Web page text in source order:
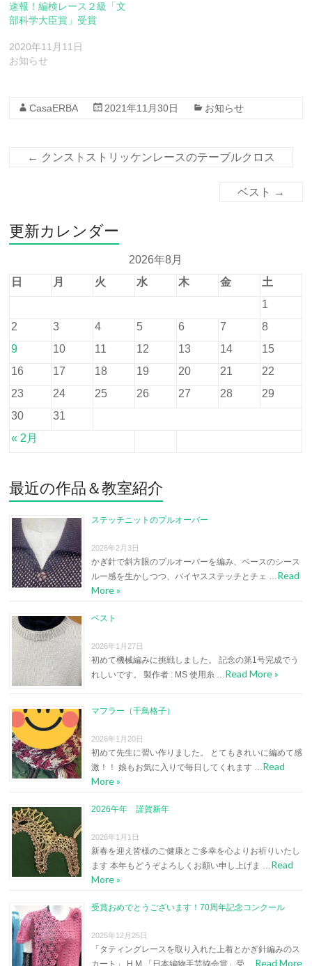
速報！編検レース２級「文
部科学大臣賞」受賞
2020年11月11日
お知らせ
CasaERBA 2021年11月30日 お知らせ
← クンストストリッケンレースのテーブルクロス
ベスト →
更新カレンダー
2026年8月
日
月 火 水 木 金 土
« 2月
1
2
3 4 5 6 7
8
9
10 11 12 13 14
15
16
17 18 19 20 21
22
23
24 25 26 27 28
29
30
31
最近の作品＆教室紹介
ステッチニットのプルオーバー
2026年2月3日
かぎ針で斜方眼のプルオーバーを編み、ベースのシース
ルー感を生かしつつ、バイヤスステッチとチェ …Read
More »
ベスト
2026年1月27日
初めて機械編みに挑戦しました。 記念の第1号完成でう
れしいです。 製作者 : MS 使用糸 …Read More »
マフラー（千鳥格子）
2026年1月20日
初めて先生に習い作りました。 とてもきれいに編めて感
激！！ 娘もお気に入りで毎日してくれます …Read
More »
2026午年 謹賀新年
2026年1月1日
新春を迎え皆様のご健康とご多幸を心よりお祈りいたし
ます 本年もどうぞよろしくお願い申し上げま …Read
More »
受賞おめでとうございます！70周年記念コンクール
2025年12月25日
「タティングレースを取り入れた上着とかぎ針編みのス
カート」 H.M 「日本編物手芸協会賞」受 … Read More